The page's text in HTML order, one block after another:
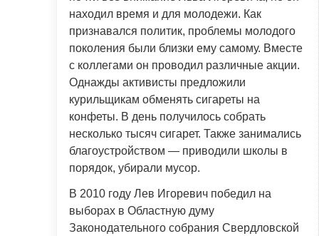
находил время и для молодежи. Как
признавался политик, проблемы молодого
поколения были близки ему самому. Вместе
с коллегами он проводил различные акции.
Однажды активисты предложили
курильщикам обменять сигареты на
конфеты. В день получилось собрать
несколько тысяч сигарет. Также занимались
благоустройством — приводили школы в
порядок, убирали мусор.
В 2010 году Лев Игоревич победил на
выборах в Областную думу
Законодательного собрания Свердловской